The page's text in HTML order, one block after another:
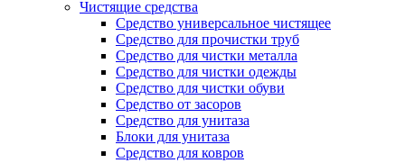
Чистящие средства
Средство универсальное чистящее
Средство для прочистки труб
Средство для чистки металла
Средство для чистки одежды
Средство для чистки обуви
Средство от засоров
Средство для унитаза
Блоки для унитаза
Средство для ковров